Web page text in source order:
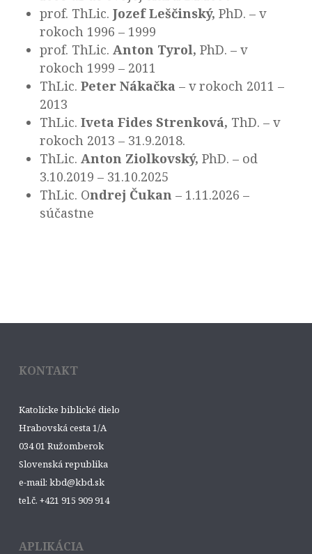
prof. ThLic.Jozef Leščinský, PhD. – v
rokoch 1996 – 1999
prof. ThLic.Anton Tyrol,PhD. – v
rokoch 1999 – 2011
ThLic. Peter Nákačka– v rokoch 2011 –
2013
ThLic.Iveta Fides Strenková, ThD. – v
rokoch 2013 – 31.9.2018.
ThLic. Anton Ziolkovský,PhD. – od
3.10.2019 – 31.10.2025
ThLic. Ondrej Čukan – 1.11.2026 –
súčastne
KONTAKT
Katolícke biblické dielo
Hrabovská cesta 1/A
034 01 Ružomberok
Slovenská republika
e-mail: kbd@kbd.sk
tel.č. +421 915 909 914
APLIKÁCIA